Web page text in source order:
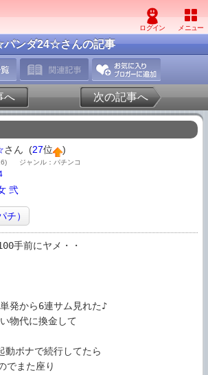
ンダ24☆さんの記事
へ 次の記事へ
さん (27位 )
ジャンル：パチンコ
弐
チ）
手前にヤメ・・
発から6連サム見れた♪
物代に換金して
動ボナで続行してたら
でまた座り